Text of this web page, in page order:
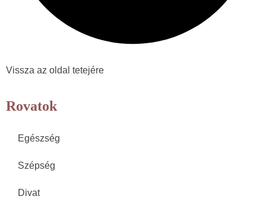
Vissza az oldal tetejére
Rovatok
Egészség
Szépség
Divat